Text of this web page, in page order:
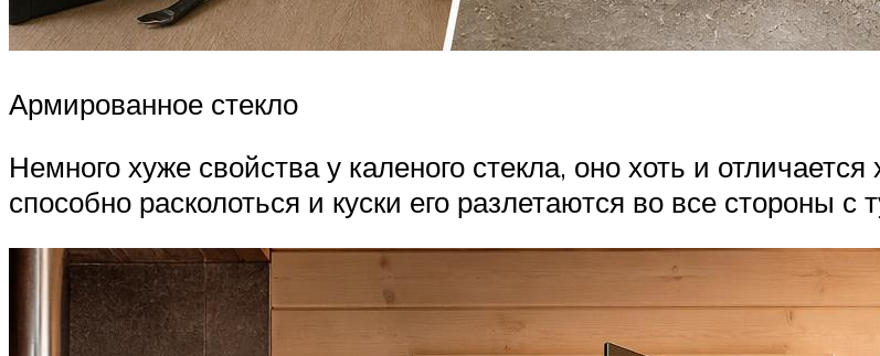
Армированное стекло
Немного хуже свойства у каленого стекла, оно хоть и
способно расколоться и куски его разлетаются во все стороны с